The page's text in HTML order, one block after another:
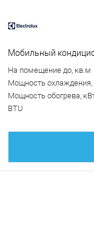
Мобильный
На помещение до, кв.м
Мощность охлаждения,
Мощность обогрева,
BTU